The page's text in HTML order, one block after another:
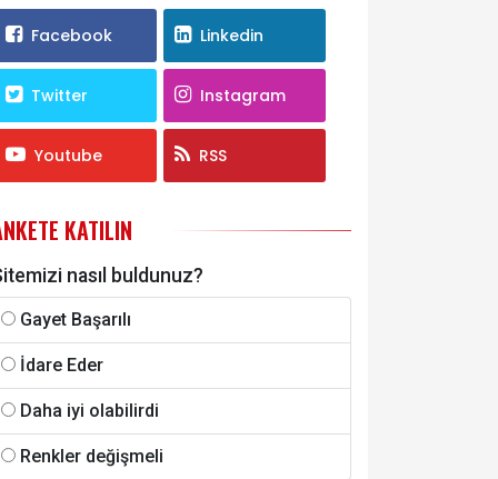
Facebook Linkedin
Twitter Instagram
Youtube RSS
KATILIN
nasıl buldunuz?
Gayet Başarılı
İdare Eder
Daha iyi olabilirdi
Renkler değişmeli